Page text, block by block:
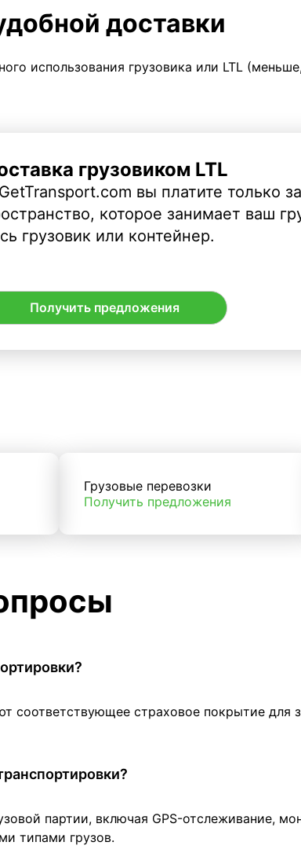
доставки
использования грузовика или LTL
грузовиком LTL
вы платите только за
которое занимает ваш
грузовик или контейнер.
Получить предложения
Грузовые перевозки
Получить предложения
соответствующее страховое покрытие для
партии, включая GPS-отслеживание,
типами грузов.